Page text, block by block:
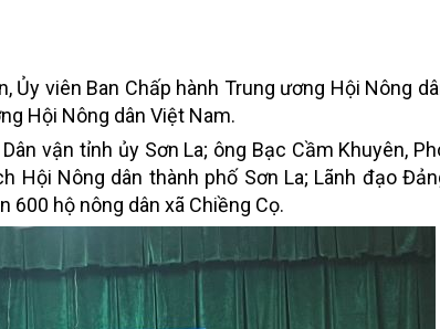
Ủy viên Ban Chấp hành Trung ương Hội Nông
Hội Nông dân Việt Nam.
vận tỉnh ủy Sơn La; ông Bạc Cầm Khuyên,
Hội Nông dân thành phố Sơn La; Lãnh đạo
600 hộ nông dân xã Chiềng Cọ.